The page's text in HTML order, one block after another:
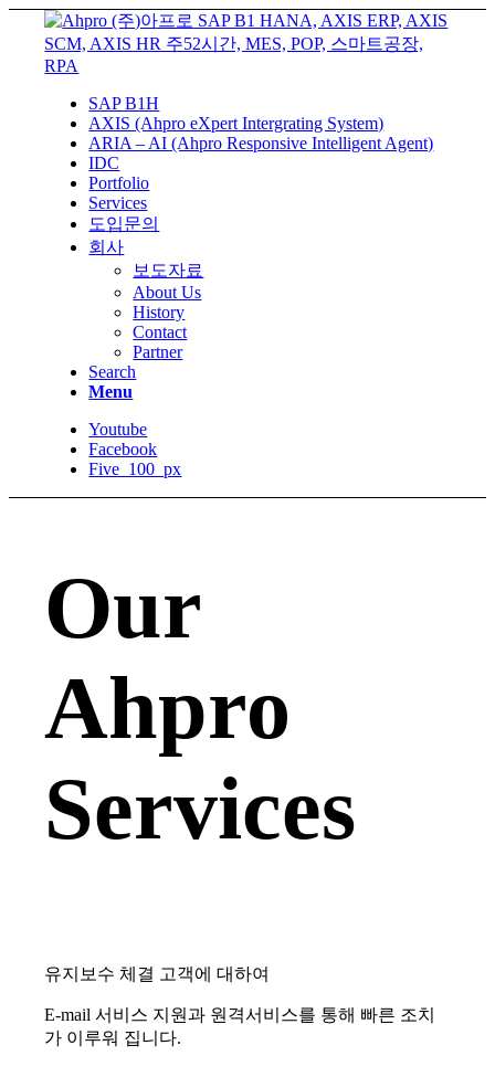
SAP B1H
AXIS (Ahpro eXpert Intergrating System)
ARIA – AI (Ahpro Responsive Intelligent Agent)
IDC
Portfolio
Services
도입문의
회사
보도자료
About Us
History
Contact
Partner
Search
Menu
Youtube
Facebook
Five_100_px
Our
Ahpro
Services
유지보수 체결 고객에 대하여
E-mail 서비스 지원과 원격서비스를 통해 빠른 조치
가 이루워 집니다.